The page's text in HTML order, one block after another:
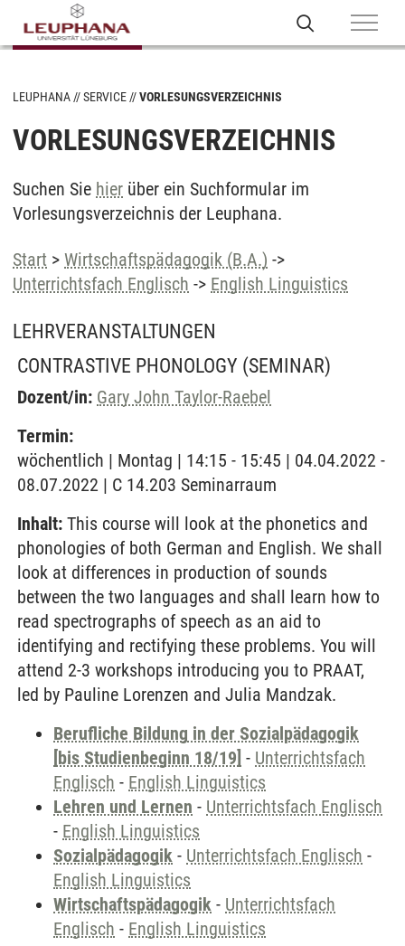
LEUPHANA SERVICE VORLESUNGSVERZEICHNIS
VORLESUNGSVERZEICHNIS
Suchen Sie hier über ein Suchformular im
Vorlesungsverzeichnis der Leuphana.
Start > Wirtschaftspädagogik (B.A.) ->
Unterrichtsfach Englisch -> English Linguistics
LEHRVERANSTALTUNGEN
CONTRASTIVE PHONOLOGY (SEMINAR)
Dozent/in: Gary John Taylor-Raebel
Termin:
wöchentlich | Montag | 14:15 - 15:45 | 04.04.2022 -
08.07.2022 | C 14.203 Seminarraum
Inhalt: This course will look at the phonetics and
phonologies of both German and English. We shall
look at differences in production of sounds
between the two languages and shall learn how to
read spectrographs of speech as an aid to
identifying and rectifying these problems. You will
attend 2-3 workshops introducing you to PRAAT,
led by Pauline Lorenzen and Julia Mandzak.
Berufliche Bildung in der Sozialpädagogik
[bis Studienbeginn 18/19] - Unterrichtsfach
Englisch - English Linguistics
Lehren und Lernen - Unterrichtsfach Englisch
- English Linguistics
Sozialpädagogik - Unterrichtsfach Englisch -
English Linguistics
Wirtschaftspädagogik - Unterrichtsfach
Englisch - English Linguistics